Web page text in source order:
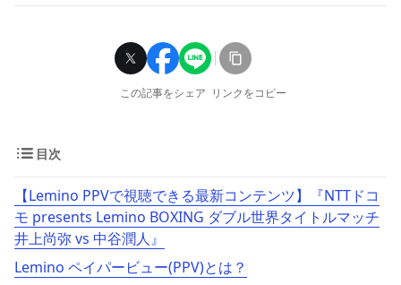
この記事をシェア リンクをコピー
目次
【Lemino PPVで視聴できる最新コンテンツ】『NTTドコ
モ presents Lemino BOXING ダブル世界タイトルマッチ
井上尚弥 vs 中谷潤人』
Lemino ペイパービュー(PPV)とは？